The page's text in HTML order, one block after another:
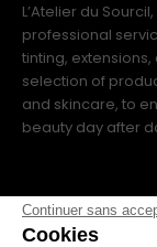
Continuer sans
Cookies
L’Atelier du
professional
tinting,
selection of
and skincare, to
beauty day after